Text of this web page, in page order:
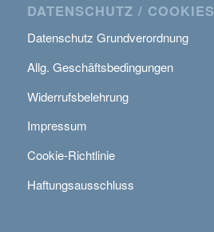
DATENSCHUTZ / COOKIES
Datenschutz Grundverordnung
Allg. Geschäftsbedingungen
Widerrufsbelehrung
Impressum
Cookie-Richtlinie
Haftungsausschluss